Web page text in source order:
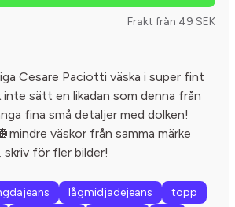
Frakt från 49 SEK
Cesare Paciotti väska i super fint
inte sätt en likadan som denna från
fina små detaljer med dolken!
väskor från samma märke
för fler bilder!
lågmidjadejeans
topp